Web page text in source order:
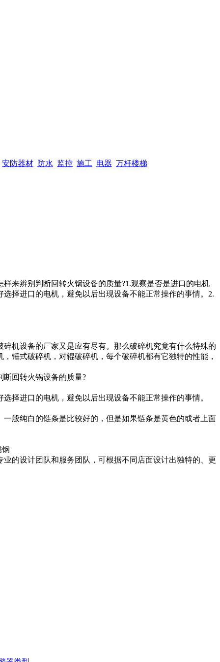
安防器材 防水 监控 施工 电器 万杆楼梯
来辨别判断回转火锅设备的质量?1.观察是否是进口的电机
择进口的电机，避免以后出现设备不能正常操作的事情。2.
机设备的厂家又是应有尽有。那么破碎机究竟有什么特殊的
锤式破碎机，对辊破碎机，每个破碎机都有它独特的性能，
回转火锅设备的质量?
择进口的电机，避免以后出现设备不能正常操作的事情。
般纯白的链条是比较好的，但是如果链条是黄色的或者上面
钢
的设计团队和服务团队，可根据不同店面设计出独特的、更